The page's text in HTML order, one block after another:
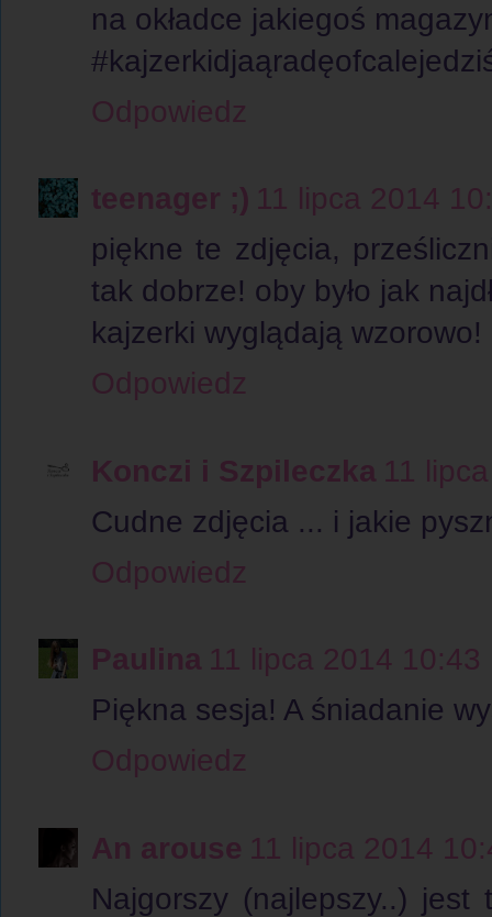
na okładce jakiegoś
Odpowiedz
teenager ;) 11 lipca 2014
piękne te zdjęcia,
tak dobrze! oby było jak
kajzerki wyglądają wzorowo!
Odpowiedz
Konczi i Szpileczka 11
Cudne zdjęcia ... i jakie
Odpowiedz
Paulina 11 lipca 2014 10:43
Piękna sesja! A śniadanie
Odpowiedz
An arouse 11 lipca 2014
Najgorszy (najlepszy..)